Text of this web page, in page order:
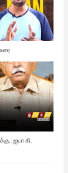
ஐயா கி.